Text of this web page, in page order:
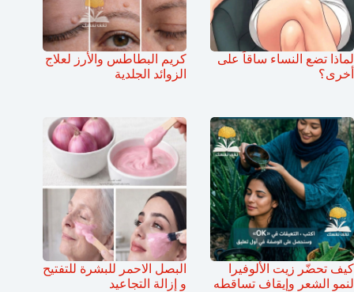
لماذا تضع النساء ساقاً على
أخرى؟
كريم البطاطس والأرز لعلاج
الزوائد الجلدية
كيف تحضّر زيت الألوفيرا
لنمو الشعر وإيقاف تساقطه
البصل الاحمر للبشرة للتفتيح
و إزالة التجاعيد